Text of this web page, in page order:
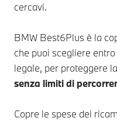
cercavi.
BMW Best6Plus è la
che puoi scegliere
legale, per proteggere
senza limiti di
Copre le spese dei